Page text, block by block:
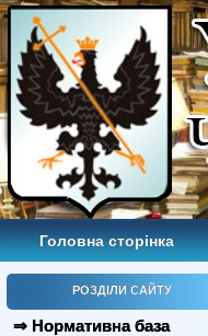
Головна сторінка
РОЗДІЛИ САЙТУ
⇒ Нормативна база